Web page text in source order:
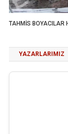
TAHMİS BOYACILAR
YAZARLARIMIZ